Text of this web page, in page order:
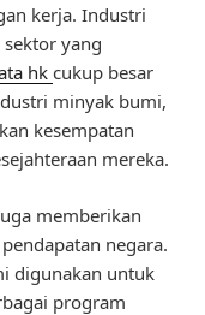
kerja. Industri
yang
hk cukup besar
minyak bumi,
kesempatan
mereka.
memberikan
negara.
digunakan untuk
program